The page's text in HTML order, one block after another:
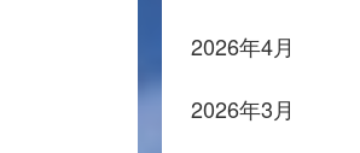
2026年4月
2026年3月